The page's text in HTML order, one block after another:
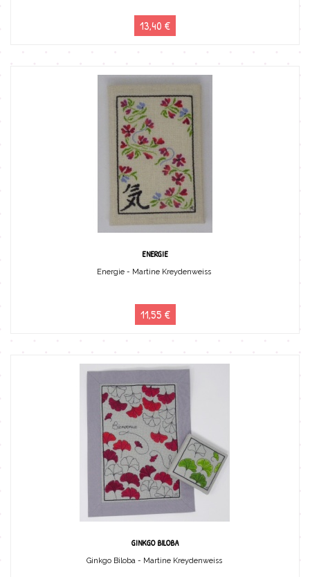
13,40 €
ENERGIE
Energie - Martine Kreydenweiss
11,55 €
GINKGO BILOBA
Ginkgo Biloba - Martine Kreydenweiss